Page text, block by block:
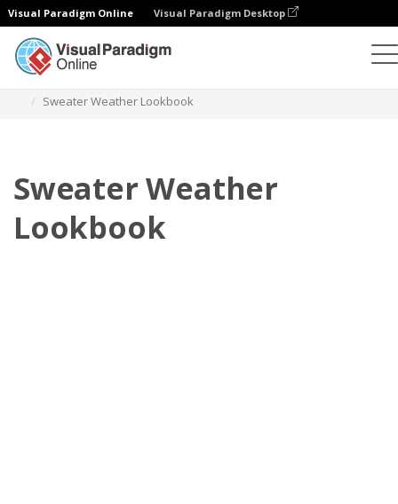
Visual Paradigm Online Visual Paradigm Desktop
Sweater Weather Lookbook
Sweater Weather
Lookbook